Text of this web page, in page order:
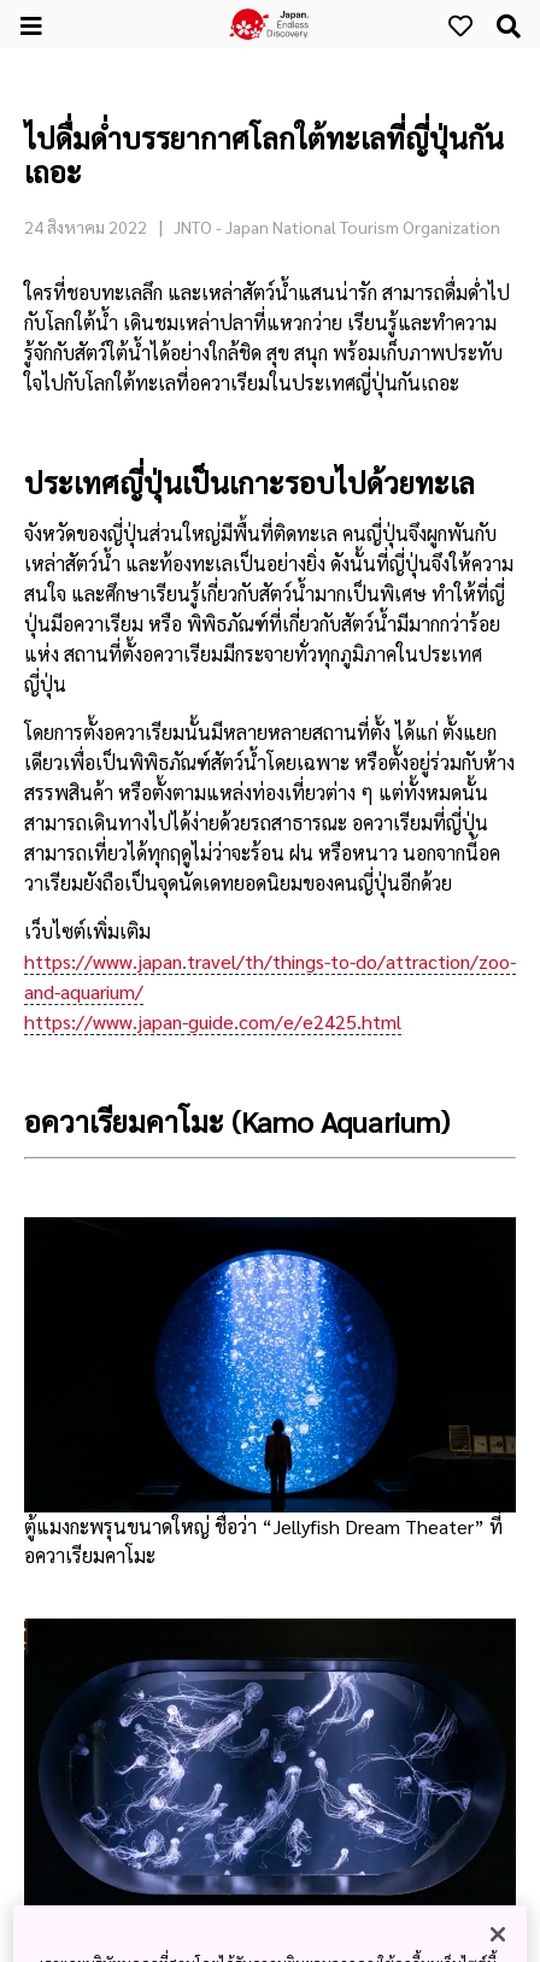
ไปดื่มด่ำบรรยากาศโลกใต้ทะเลที่ญี่ปุ่นกัน
เถอะ
24 สิงหาคม 2022 JNTO - Japan National Tourism Organization
ใครที่ชอบทะเลลึก และเหล่าสัตว์น้ำแสนน่ารัก สามารถดื่มด่ำไป
กับโลกใต้น้ำ เดินชมเหล่าปลาที่แหวกว่าย เรียนรู้และทำความ
รู้จักกับสัตว์ใต้น้ำได้อย่างใกล้ชิด สุข สนุก พร้อมเก็บภาพประทับ
ใจไปกับโลกใต้ทะเลที่อควาเรียมในประเทศญี่ปุ่นกันเถอะ
ประเทศญี่ปุ่นเป็นเกาะรอบไปด้วยทะเล
จังหวัดของญี่ปุ่นส่วนใหญ่มีพื้นที่ติดทะเล คนญี่ปุ่นจึงผูกพันกับ
เหล่าสัตว์น้ำ และท้องทะเลเป็นอย่างยิ่ง ดังนั้นที่ญี่ปุ่นจึงให้ความ
สนใจ และศึกษาเรียนรู้เกี่ยวกับสัตว์น้ำมากเป็นพิเศษ ทำให้ที่ญี่
ปุ่นมีอควาเรียม หรือ พิพิธภัณฑ์ที่เกี่ยวกับสัตว์น้ำมีมากกว่าร้อย
แห่ง สถานที่ตั้งอควาเรียมมีกระจายทั่วทุกภูมิภาคในประเทศ
ญี่ปุ่น
โดยการตั้งอควาเรียมนั้นมีหลายหลายสถานที่ตั้ง ได้แก่ ตั้งแยก
เดียวเพื่อเป็นพิพิธภัณฑ์สัตว์น้ำโดยเฉพาะ หรือตั้งอยู่ร่วมกับห้าง
สรรพสินค้า หรือตั้งตามแหล่งท่องเที่ยวต่าง ๆ แต่ทั้งหมดนั้น
สามารถเดินทางไปได้ง่ายด้วยรถสาธารณะ อควาเรียมที่ญี่ปุ่น
สามารถเที่ยวได้ทุกฤดูไม่ว่าจะร้อน ฝน หรือหนาว นอกจากนี้อค
วาเรียมยังถือเป็นจุดนัดเดทยอดนิยมของคนญี่ปุ่นอีกด้วย
เว็บไซต์เพิ่มเติม
https://www.japan.travel/th/things-to-do/attraction/zoo-
and-aquarium/
https://www.japan-guide.com/e/e2425.html
อควาเรียมคาโมะ (Kamo Aquarium)
ตู้แมงกะพรุนขนาดใหญ่ ชื่อว่า “Jellyfish Dream Theater” ที่
อควาเรียมคาโมะ
เรียมคาโมะ